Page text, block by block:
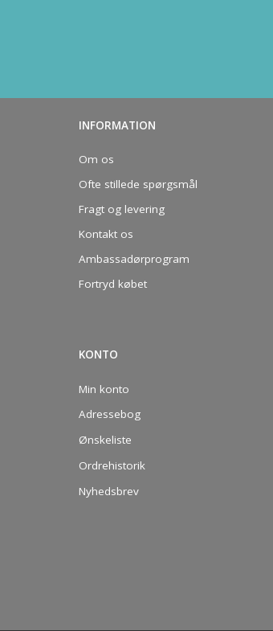
INFORMATION
Om os
Ofte stillede spørgsmål
Fragt og levering
Kontakt os
Ambassadørprogram
Fortryd købet
KONTO
Min konto
Adressebog
Ønskeliste
Ordrehistorik
Nyhedsbrev